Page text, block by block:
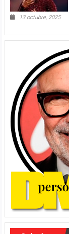
13 octubre, 2025